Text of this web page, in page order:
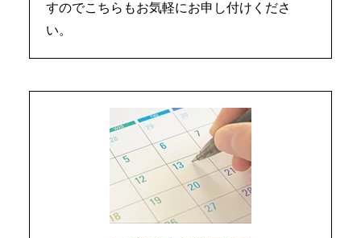
すのでこちらもお気軽にお申し付けくださ
い。